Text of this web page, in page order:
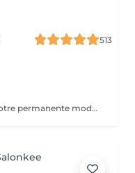
513
Vous rêvez de boucles naturelles ? Notre permanente moderne crée des boucles ou ondulations durables tout en apportant texture, mouvement et volume aux cheveux. Des ondulations souples aux boucles bien définies, ce traitement transforme les cheveux plats en une coiffure dynamique et pleine de caractère, facile à coiffer au quotidien.